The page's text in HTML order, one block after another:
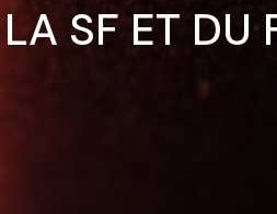
SF ET DU